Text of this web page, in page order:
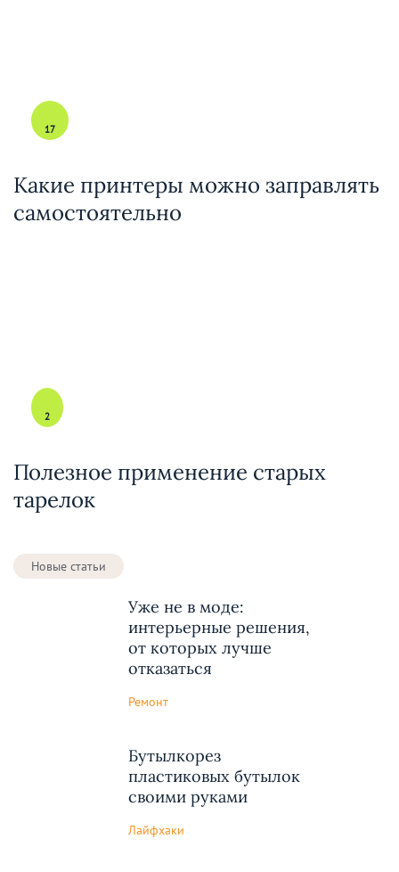
17
Какие принтеры можно заправлять
самостоятельно
2
Полезное применение старых
тарелок
Новые статьи
Уже не в моде:
интерьерные решения,
от которых лучше
отказаться
Ремонт
Бутылкорез
пластиковых бутылок
своими руками
Лайфхаки